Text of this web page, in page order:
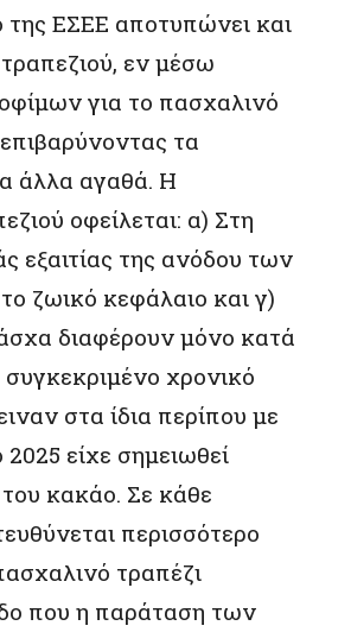
ΕΣΕΕ αποτυπώνει και
εν μέσω
για το πασχαλινό
τα
άλλα αγαθά. Η
οφείλεται: α) Στη
εξαιτίας της ανόδου των
ζωικό κεφάλαιο και γ)
διαφέρουν μόνο κατά
συγκεκριμένο χρονικό
στα ίδια περίπου με
είχε σημειωθεί
του κακάο. Σε κάθε
περισσότερο
τραπέζι
που η παράταση των